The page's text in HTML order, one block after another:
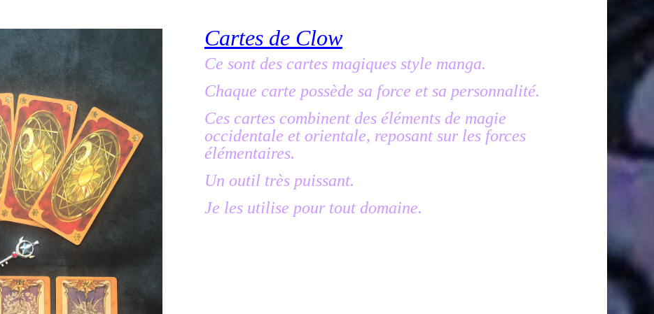
Cartes de Clow
Ce sont des cartes magiques style manga.
Chaque carte possède sa force et sa personnalité.
Ces cartes combinent des éléments de magie
occidentale et orientale, reposant sur les forces
élémentaires.
Un outil très puissant.
Je les utilise pour tout domaine.